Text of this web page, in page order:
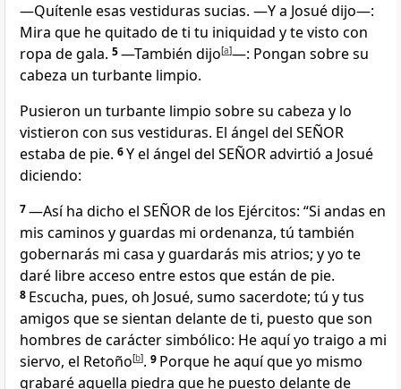
—Quítenle esas vestiduras sucias. —Y a Josué dijo—:
Mira que he quitado de ti tu iniquidad y te visto con
ropa de gala. 5—También dijo[a]—: Pongan sobre su
cabeza un turbante limpio.
Pusieron un turbante limpio sobre su cabeza y lo
vistieron con sus vestiduras. El ángel del SEÑOR
estaba de pie. 6Y el ángel del SEÑOR advirtió a Josué
diciendo:
7—Así ha dicho el SEÑOR de los Ejércitos: “Si andas en
mis caminos y guardas mi ordenanza, tú también
gobernarás mi casa y guardarás mis atrios; y yo te
daré libre acceso entre estos que están de pie.
8 Escucha, pues, oh Josué, sumo sacerdote; tú y tus
amigos que se sientan delante de ti, puesto que son
hombres de carácter simbólico: He aquí yo traigo a mi
siervo, el Retoño[b]. 9 Porque he aquí que yo mismo
grabaré aquella piedra que he puesto delante de